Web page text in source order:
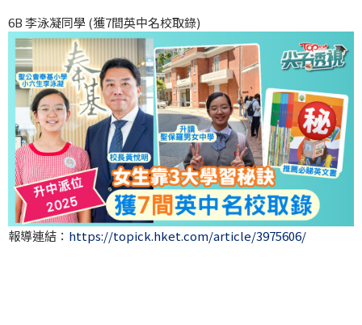
6B 李泳凝同學 (獲7間英中名校取錄)
報導連結： https://topick.hket.com/article/3975606/